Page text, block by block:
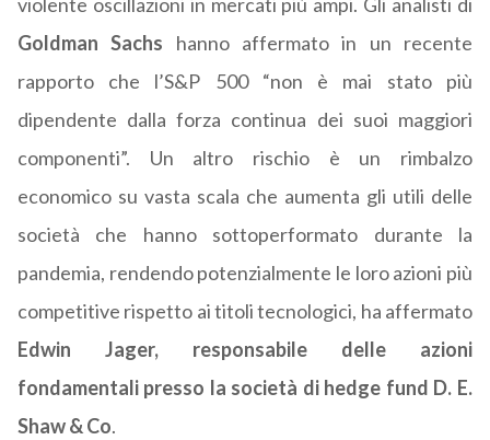
violente oscillazioni in mercati più ampi. Gli analisti di
Goldman Sachs hanno affermato in un recente
rapporto che l’S&P 500 “non è mai stato più
dipendente dalla forza continua dei suoi maggiori
componenti”. Un altro rischio è un rimbalzo
economico su vasta scala che aumenta gli utili delle
società che hanno sottoperformato durante la
pandemia, rendendo potenzialmente le loro azioni più
competitive rispetto ai titoli tecnologici, ha affermato
Edwin Jager, responsabile delle azioni
fondamentali presso la società di hedge fund D. E.
Shaw & Co.